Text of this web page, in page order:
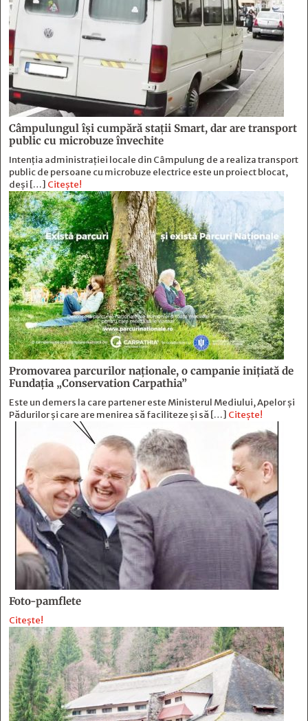
Câmpulungul îşi cumpără staţii Smart, dar are transport
public cu microbuze învechite
Intenția administrației locale din Câmpulung de a realiza transport
public de persoane cu microbuze electrice este un proiect blocat,
deși […] Citește!
Promovarea parcurilor naționale, o campanie inițiată de
Fundația „Conservation Carpathia”
Este un demers la care partener este Ministerul Mediului, Apelor și
Pădurilor și care are menirea să faciliteze și să […] Citește!
Foto-pamflete
Citește!